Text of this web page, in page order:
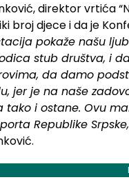
direktor vrtića
broj djece i da je
pokaže našu
stub društva, i
da damo
jer je na naše
tako i ostane. Ovu
Republike